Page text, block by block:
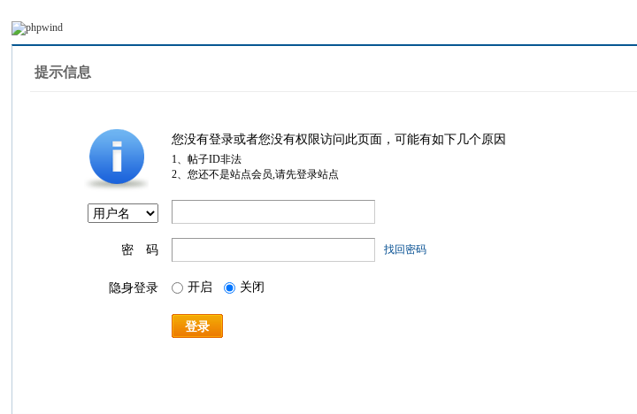
提示信息
您没有登录或者您没有权限访问此页面，可能有如下几个原因
1、帖子ID非法
2、您还不是站点会员,请先登录站点
密 码 找回密码
隐身登录 开启 关闭
登录